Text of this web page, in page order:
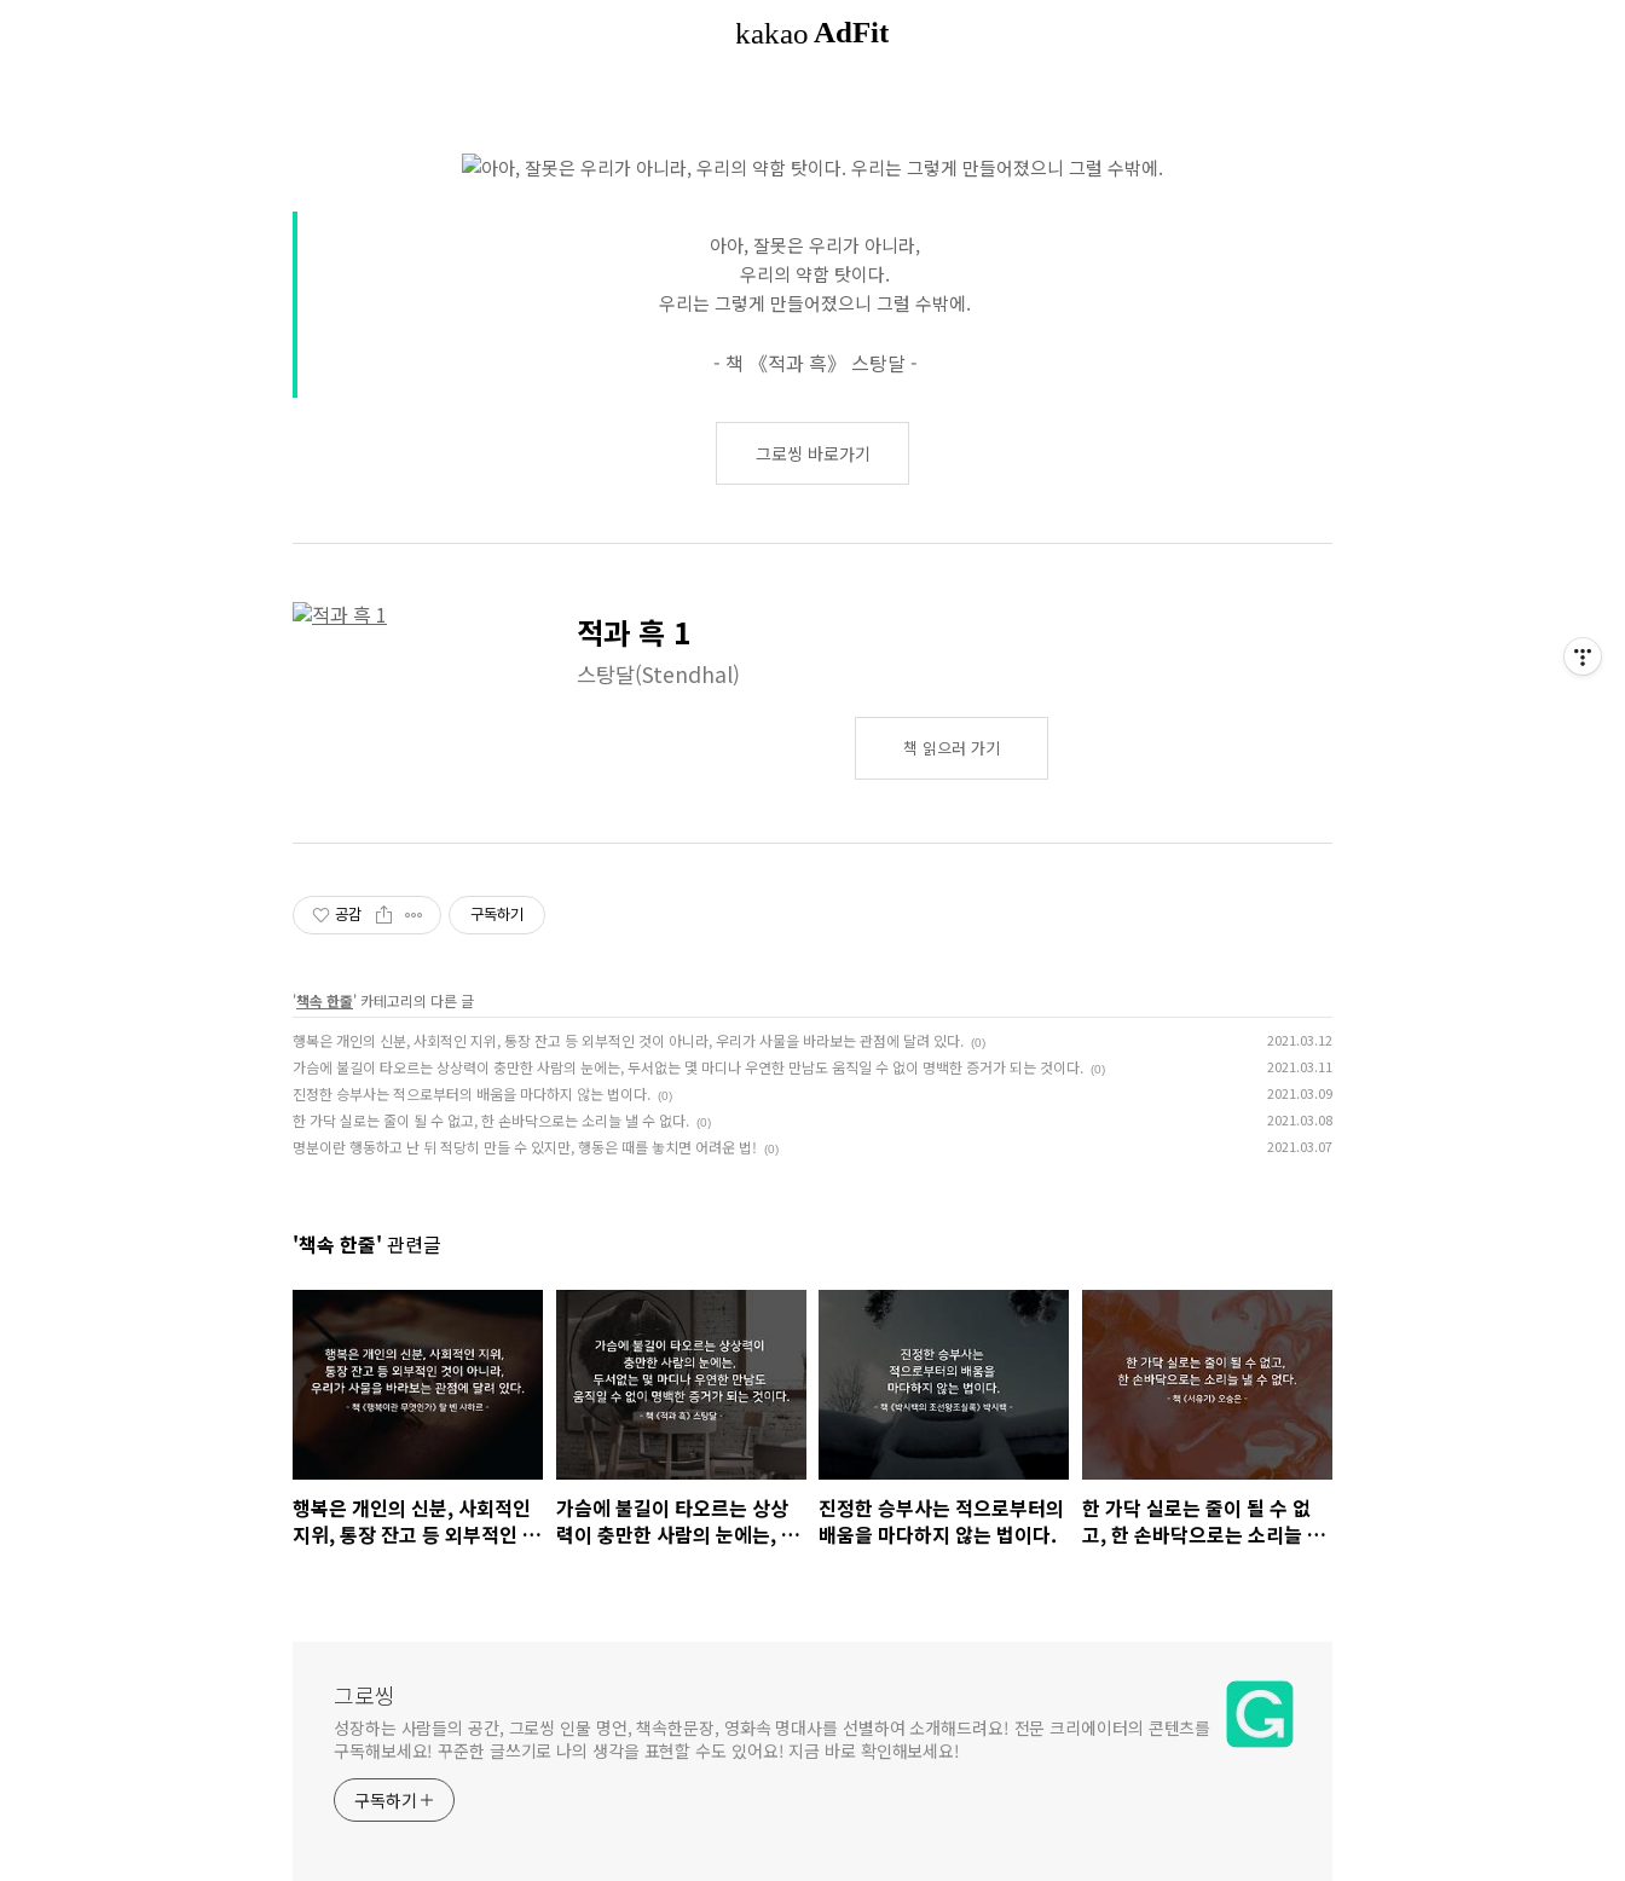
아아, 잘못은 우리가 아니라,
우리의 약함 탓이다.
우리는 그렇게 만들어졌으니 그럴 수밖에.
- 책 《적과 흑》 스탕달 -
그로씽 바로가기
적과 흑 1
스탕달(Stendhal)
책 읽으러 가기
공감 구독하기
'책속 한줄' 카테고리의 다른 글
행복은 개인의 신분, 사회적인 지위, 통장 잔고 등 외부적인 것이 아니라, 우리가 사물을 바라보는 관점에 달려 있다.
(0) 2021.03.12
가슴에 불길이 타오르는 상상력이 충만한 사람의 눈에는, 두서없는 몇 마디나 우연한 만남도 움직일 수 없이 명백한 증거가 되는 것이다. (0) 2021.03.11
진정한 승부사는 적으로부터의 배움을 마다하지 않는 법이다. (0) 2021.03.09
한 가닥 실로는 줄이 될 수 없고, 한 손바닥으로는 소리늘 낼 수 없다. (0) 2021.03.08
명분이란 행동하고 난 뒤 적당히 만들 수 있지만, 행동은 때를 놓치면 어려운 법! (0) 2021.03.07
'책속 한줄' 관련글
행복은 개인의 신분, 사회적인
지위, 통장 잔고 등 외부적인 것
가슴에 불길이 타오르는 상상
력이 충만한 사람의 눈에는, 두
진정한 승부사는 적으로부터의
배움을 마다하지 않는 법이다.
한 가닥 실로는 줄이 될 수 없
고, 한 손바닥으로는 소리늘 낼
그로씽
성장하는 사람들의 공간, 그로씽 인물 명언, 책속한문장, 영화속 명대사를 선별하여 소개해드려요! 전문 크리에이터의 콘텐츠를
구독해보세요! 꾸준한 글쓰기로 나의 생각을 표현할 수도 있어요! 지금 바로 확인해보세요!
구독하기